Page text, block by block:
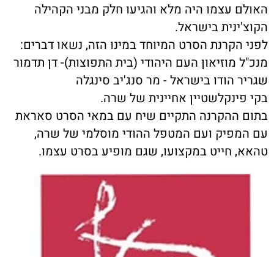
האולם עצמו היה מלא והגיעו חלק מבני הקהילה
הקוצ'ינית בישראל.
לפני הקרנת הסרט המיוחד במינו הזה, נשאו דברים:
מנכ"ל מוזיאון העם היהודי (בית התפוצות)- דן תדמור
שגריר הודו בישראל - מר סנג'יב סינגלה
בקי פינקלשטיין אחיינית של שרה.
בתום ההקרנה התקיים שיח עם במאי הסרט סאראת
עם המפיק ועם המטפל ההודי מוסלמי של שרה,
טהאא, חייט במקצועו, שגם מופיע בסרט עצמו.